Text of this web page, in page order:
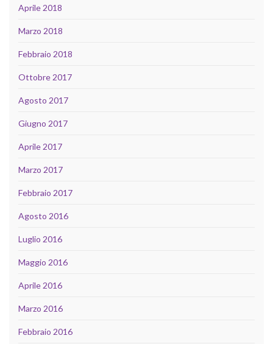
Aprile 2018
Marzo 2018
Febbraio 2018
Ottobre 2017
Agosto 2017
Giugno 2017
Aprile 2017
Marzo 2017
Febbraio 2017
Agosto 2016
Luglio 2016
Maggio 2016
Aprile 2016
Marzo 2016
Febbraio 2016